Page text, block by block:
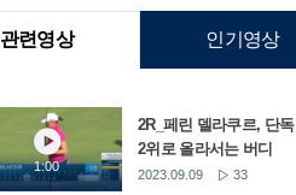
관련영상 인기영상
1:00
2R_페린 델라쿠르, 단독
2위로 올라서는 버디
2023.09.09 33